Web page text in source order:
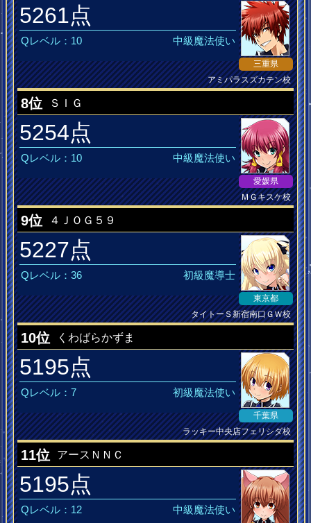
5261点
Qレベル：10 中級魔法使い
三重県
アミパラスズカテン校
8位 ＳＩＧ
5254点
Qレベル：10 中級魔法使い
愛媛県
ＭＧキスケ校
9位 ４ＪＯＧ５９
5227点
Qレベル：36 初級魔導士
東京都
タイトーＳ新宿南口ＧＷ校
10位 くわばらかずま
5195点
Qレベル：7 初級魔法使い
千葉県
ラッキー中央店フェリシダ校
11位 アースＮＮＣ
5195点
Qレベル：12 中級魔法使い